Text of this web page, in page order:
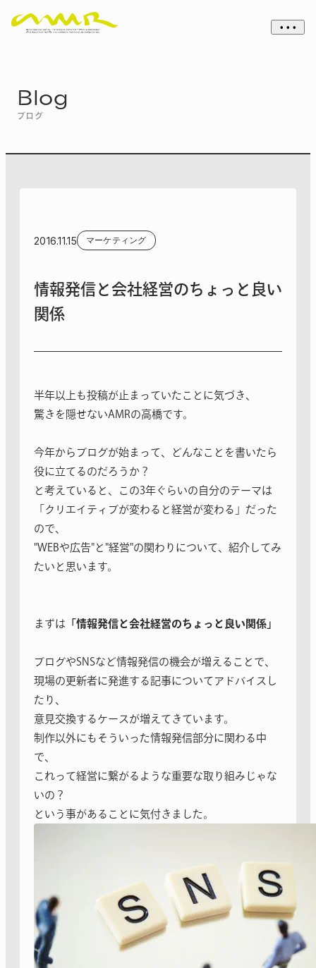
• • •
Blog
ブログ
2016.11.15 マーケティング
情報発信と会社経営のちょっと良い
関係
半年以上も投稿が止まっていたことに気づき、
驚きを隠せないAMRの高橋です。
今年からブログが始まって、どんなことを書いたら
役に立てるのだろうか？
と考えていると、この3年ぐらいの自分のテーマは
「クリエイティブが変わると経営が変わる」だった
ので、
"WEBや広告"と"経営"の関わりについて、紹介してみ
たいと思います。
まずは 「情報発信と会社経営のちょっと良い関係」
ブログやSNSなど情報発信の機会が増えることで、
現場の更新者に発進する記事についてアドバイスし
たり、
意見交換するケースが増えてきています。
制作以外にもそういった情報発信部分に関わる中
で、
これって経営に繋がるような重要な取り組みじゃな
いの？
という事があることに気付きました。